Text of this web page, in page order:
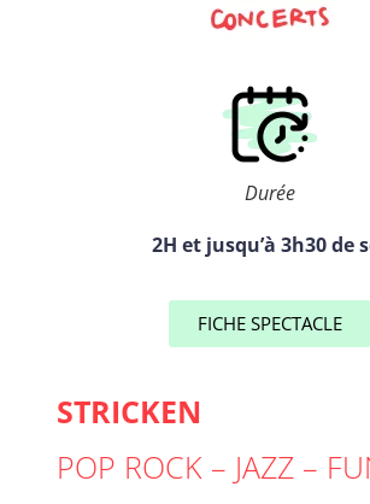
Durée
2H et jusqu’à 3h30 de
FICHE SPECTACLE
STRICKEN
POP ROCK – JAZZ –